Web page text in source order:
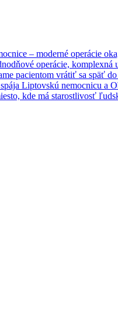
– moderné operácie
operácie,
pacientom vrátiť sa späť
Liptovskú nemocnicu a
kde má starostlivosť